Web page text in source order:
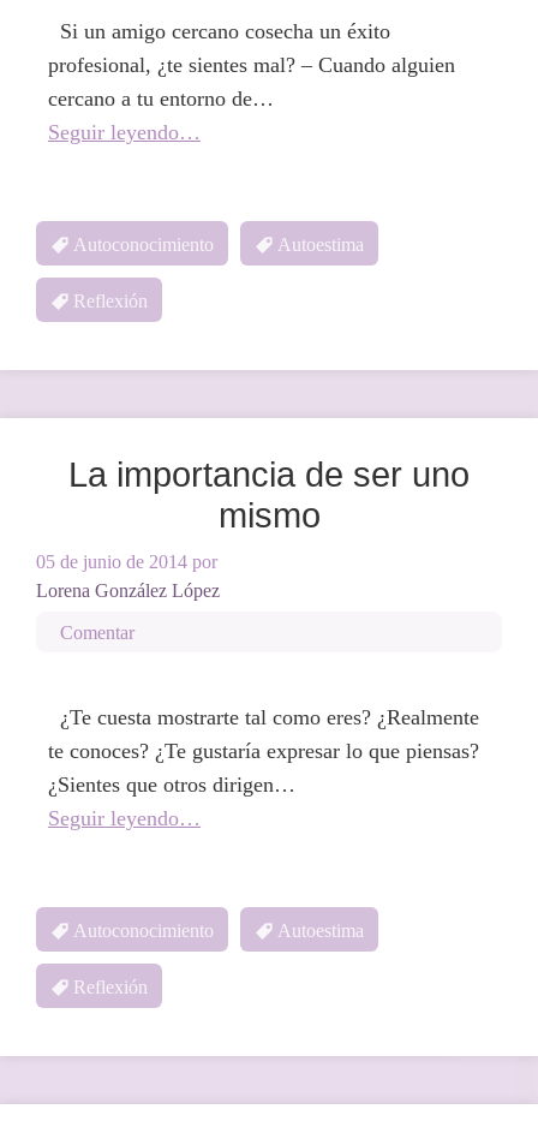
Si un amigo cercano cosecha un éxito
profesional, ¿te sientes mal? – Cuando alguien
cercano a tu entorno de…
Seguir leyendo…
Autoconocimiento Autoestima
Reflexión
La importancia de ser uno
mismo
05 de junio de 2014 por
Lorena González López
Comentar
¿Te cuesta mostrarte tal como eres? ¿Realmente
te conoces? ¿Te gustaría expresar lo que piensas?
¿Sientes que otros dirigen…
Seguir leyendo…
Autoconocimiento Autoestima
Reflexión